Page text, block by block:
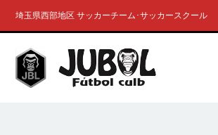
埼玉県西部地区 サッカーチーム･サッカースクール